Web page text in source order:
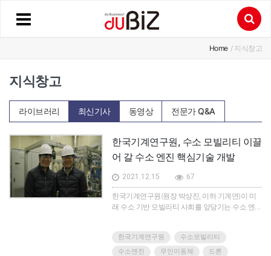
Home / 지식창고
지식창고
라이브러리 최신기사 동영상 전문가 Q&A
한국기계연구원, 수소 모빌리티 이끌
어 갈 수소 엔진 핵심기술 개발
2021.12.15 67
한국기계연구원(원장 박상진, 이하 기계연)이 미
래 수소 기반 모빌리티 사회를 앞당기는 수소 엔진
을 위한 5㎾급 소형 수소 엔진을 개발했다고 밝혔
다.국내에서 무인이동체 전력원으로 사용할 수 있
한국기계연구원
수소모빌리티
수소엔진
무인이동체
드론